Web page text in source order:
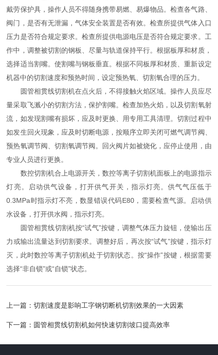
戴劳保护具，操作人员不得随身携带易燃、易爆物品。检查各气路、
阀门，是否有无泄漏，气体安全装置是否有效。检查所提供气体入口
压力是否符合规定要求。检查所提供电源电压是否符合规定要求。工
作中，调整被切割的钢板、尽量与轨道保持平行。根据板厚和材质，
选择适当割嘴。使割嘴与钢板垂直。根据不同板厚和材质、重新设定
机器中的切割速度和预热时间，设定预热氧、切割氧合理的压力。
圆管相贯线切割机在点火后，不得接触火焰区域。操作人员应尽
量采取飞溅小的切割方法，保护割嘴。检查加热火焰，以及切割氧射
流，如发现割嘴有损坏，应及时更换、用专用工具清理。切割过程中
如发生回火现象，应及时切断电源，按顺序立即关闭可燃气调节阀、
预热氧调节阀、切割氧调节阀。回火阀片如被烧化，应停止使用，由
专业人员进行更换。
数控切割机合上电源开关，数控等离子切割机面板上的电源指示
灯亮。启动供气设备，打开供气开关，指示灯亮。供气气压低于
0.3MPa时指示灯不亮，数显错误代码E80，需要检查气源。启动供
水设备，打开供水阀，指示灯亮。
圆管相贯线切割机按“试气”按键，调整气体压力旋钮，使输出压
力或输出流量达到切割要求。调整好后，再次按“试气”按键，指示灯
灭，此时数控等离子切割机处于切割状态。按“操作”按键，根据需要
选择“非自锁”或“自锁”状态。
上一篇：切割速度是影响工字钢切断机切割效果的一大因素
下一篇： 圆管相贯线切割机如何快速切割坡口提高效率